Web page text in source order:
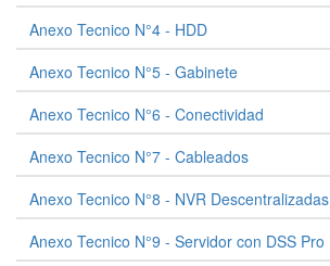
Anexo Tecnico N°4 - HDD
Anexo Tecnico N°5 - Gabinete
Anexo Tecnico N°6 - Conectividad
Anexo Tecnico N°7 - Cableados
Anexo Tecnico N°8 - NVR Descentralizadas
Anexo Tecnico N°9 - Servidor con DSS Pro